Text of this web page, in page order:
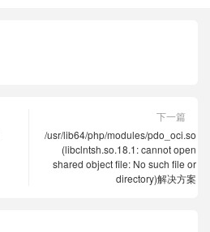
下一篇
/usr/lib64/php/modules/pdo_oci.so
(libclntsh.so.18.1: cannot open
shared object file: No such file or
directory)解决方案